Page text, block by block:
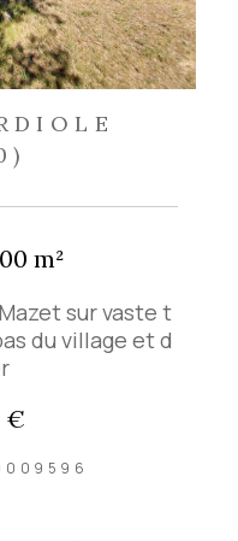
m²
sur vaste t
du village et d
€